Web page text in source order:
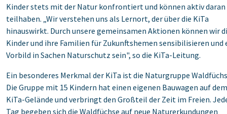
Kinder stets mit der Natur konfrontiert und können aktiv daran
teilhaben. ‎‎„Wir verstehen uns als Lernort, der über die KiTa
hinauswirkt. Durch unsere gemeinsamen ‎Aktionen können wir
Kinder und ihre Familien für Zukunftshemen sensibilisieren und
‎Vorbild in Sachen Naturschutz sein", so die KiTa-Leitung.‎
Ein besonderes Merkmal der KiTa ist die Naturgruppe
Die Gruppe mit 15 Kindern hat ‎einen eigenen Bauwagen auf dem
KiTa-Gelände und verbringt den Großteil der Zeit im Freien.‎
Tag begeben sich die Waldfüchse auf neue Naturerkundungen